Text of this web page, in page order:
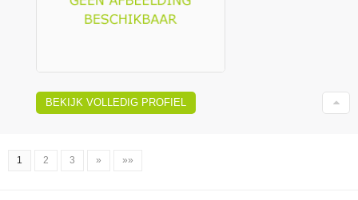
BEKIJK VOLLEDIG PROFIEL
1 2 3 » »»